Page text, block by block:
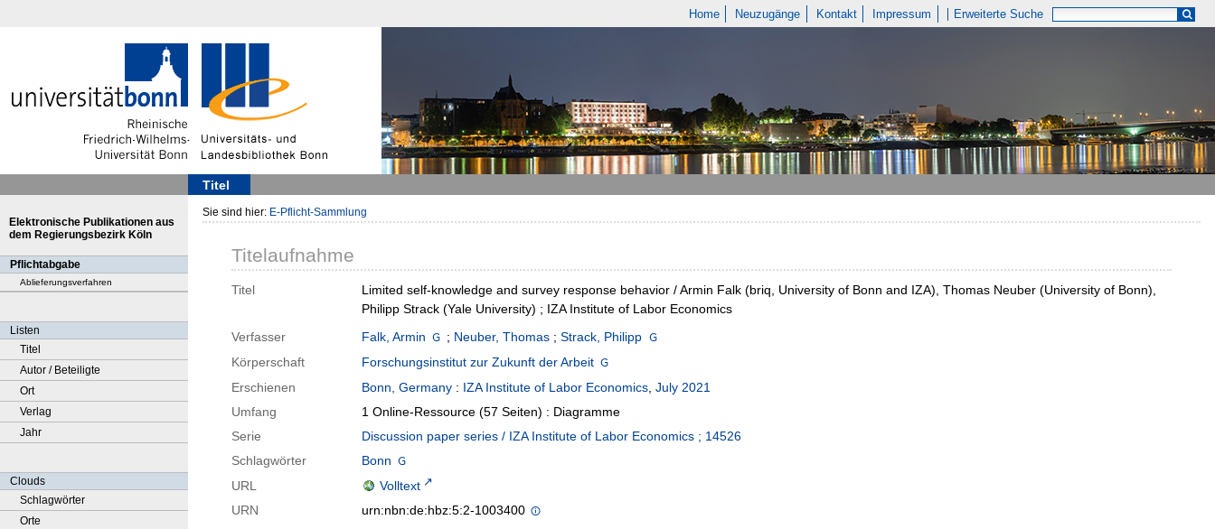
Home Neuzugänge Kontakt Impressum Erweiterte Suche
Titel
Elektronische Publikationen aus
dem Regierungsbezirk Köln
Pflichtabgabe
Ablieferungsverfahren
Listen
Titel
Autor / Beteiligte
Ort
Verlag
Jahr
Clouds
Schlagwörter
Orte
Sie sind hier: E-Pflicht-Sammlung
Titelaufnahme
Titel
Limited self-knowledge and survey response behavior / Armin Falk (briq, University of Bonn and IZA), Thomas Neuber (University of Bonn),
Philipp Strack (Yale University) ; IZA Institute of Labor Economics
Verfasser
Falk, Armin ; Neuber, Thomas ; Strack, Philipp
Körperschaft
Forschungsinstitut zur Zukunft der Arbeit
Erschienen
Bonn, Germany : IZA Institute of Labor Economics, July 2021
Umfang
1 Online-Ressource (57 Seiten) : Diagramme
Serie
Discussion paper series / IZA Institute of Labor Economics ; 14526
Schlagwörter
Bonn
URL
Volltext
URN
urn:nbn:de:hbz:5:2-1003400